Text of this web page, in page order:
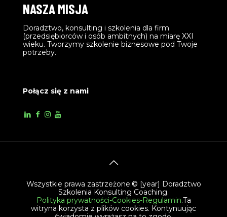
NASZA MISJA
Doradztwo, konsulting i szkolenia dla firm
(przedsiębiorców i osób ambitnych) na miarę XXI
wieku. Tworzymy szkolenie biznesowe pod Twoje
potrzeby.
Połącz się z nami
Wszystkie prawa zastrzeżone.© [year] Doradztwo
Szkolenia Konsulting Coaching.
Polityka prywatności-Cookies-Regulamin.Ta
witryna korzysta z plików cookies. Kontynuując